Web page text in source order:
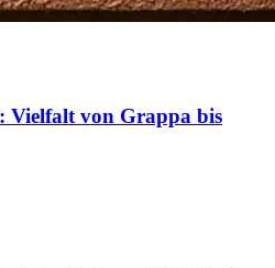
Vielfalt von Grappa bis